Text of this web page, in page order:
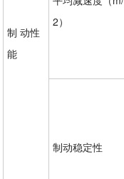
制 动性
能
2）
制动稳定性